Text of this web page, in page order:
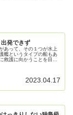
出発できず
あって、その１つが水上
艦というタイプの船もあ
救護に向かうことを目的
2023.04.17